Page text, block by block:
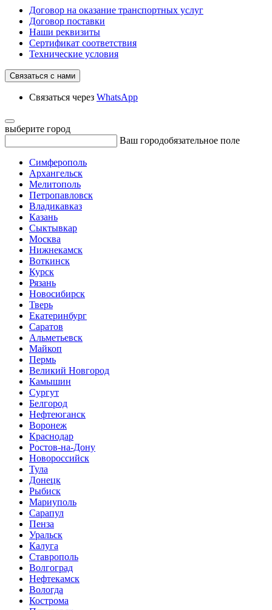
Договор на оказание транспортных услуг
Договор поставки
Наши реквизиты
Сертификат соответствия
Технические условия
Связаться с нами
Связаться через WhatsApp
выберите город
Ваш городобязательное поле
Симферополь
Архангельск
Мелитополь
Петропавловск
Владикавказ
Казань
Сыктывкар
Москва
Нижнекамск
Воткинск
Курск
Рязань
Новосибирск
Тверь
Екатеринбург
Саратов
Альметьевск
Майкоп
Пермь
Великий Новгород
Камышин
Сургут
Белгород
Нефтеюганск
Воронеж
Краснодар
Ростов-на-Дону
Новороссийск
Тула
Донецк
Рыбиск
Мариуполь
Сарапул
Пенза
Уральск
Калуга
Ставрополь
Волгоград
Нефтекамск
Вологда
Кострома